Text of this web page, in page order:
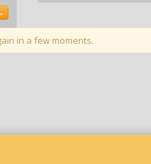
in a few moments.